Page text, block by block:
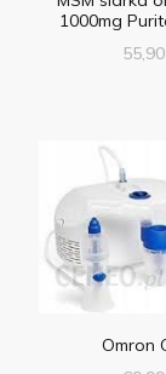
1000mg
55,90
Omron